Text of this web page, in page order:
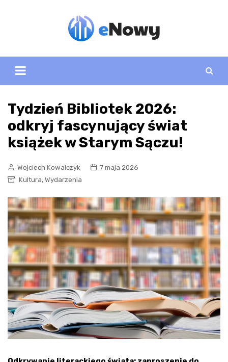
Tydzień Bibliotek 2026:
odkryj fascynujący świat
książek w Starym Sączu!
Wojciech Kowalczyk
7 maja 2026
Kultura, Wydarzenia